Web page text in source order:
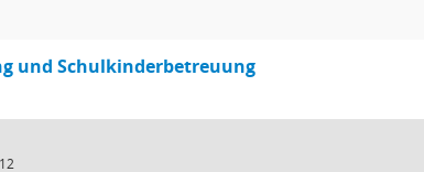
und Schulkinderbetreuung